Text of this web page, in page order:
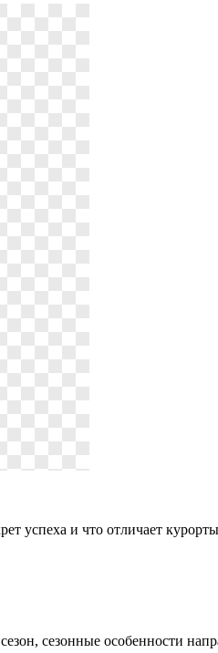
успеха и что отличает курорты
сезонные особенности